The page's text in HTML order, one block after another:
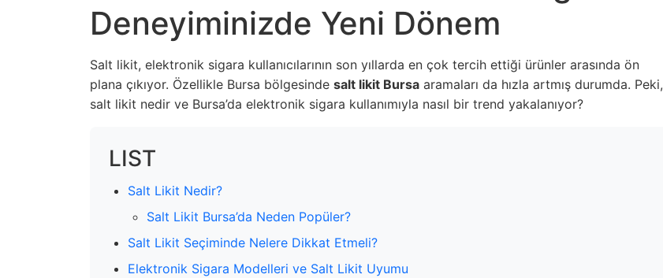
Deneyiminizde Yeni Dönem
Salt likit, elektronik sigara kullanıcılarının son yıllarda en çok tercih ettiği ürünler arasında ön
plana çıkıyor. Özellikle Bursa bölgesinde salt likit Bursa aramaları da hızla artmış durumda. Peki,
salt likit nedir ve Bursa’da elektronik sigara kullanımıyla nasıl bir trend yakalanıyor?
LIST
Salt Likit Nedir?
Salt Likit Bursa’da Neden Popüler?
Salt Likit Seçiminde Nelere Dikkat Etmeli?
Elektronik Sigara Modelleri ve Salt Likit Uyumu